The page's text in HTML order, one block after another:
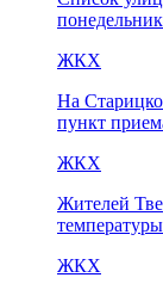
ЖКХ
На
пункт
ЖКХ
Жителей
ЖКХ